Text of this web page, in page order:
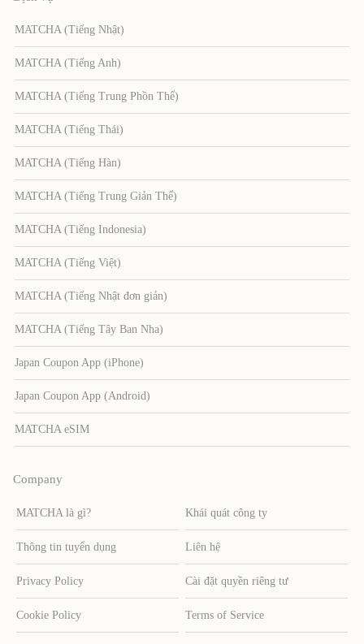
MATCHA (Tiếng Nhật)
MATCHA (Tiếng Anh)
MATCHA (Tiếng Trung Phồn Thể)
MATCHA (Tiếng Thái)
MATCHA (Tiếng Hàn)
MATCHA (Tiếng Trung Giản Thể)
MATCHA (Tiếng Indonesia)
MATCHA (Tiếng Việt)
MATCHA (Tiếng Nhật đơn giản)
MATCHA (Tiếng Tây Ban Nha)
Japan Coupon App (iPhone)
Japan Coupon App (Android)
MATCHA eSIM
Company
MATCHA là gì? Khái quát công ty
Thông tin tuyển dụng Liên hệ
Privacy Policy Cài đặt quyền riêng tư
Cookie Policy Terms of Service